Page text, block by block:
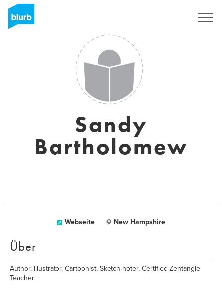
Sandy
Bartholomew
Webseite New Hampshire
Über
Author, Illustrator, Cartoonist, Sketch-noter, Certified Zentangle
Teacher